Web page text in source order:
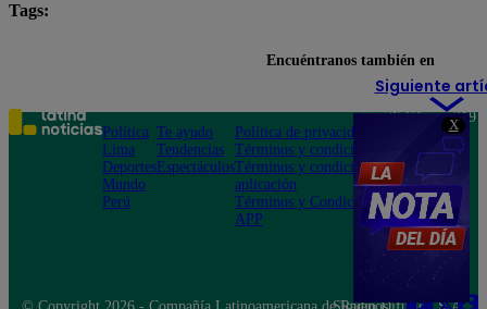
X
Tags:
Siguiente
Encuéntranos también en
Política
Lima
Deportes
Mundo
Perú
Te ayudo
Tendencias
Espectáculos
Política de privacidad
Términos y condiciones
Términos y condiciones
aplicación
Términos y Condiciones
APP
Teléfono: 219
Av. San
Felipe 968
Jesús María